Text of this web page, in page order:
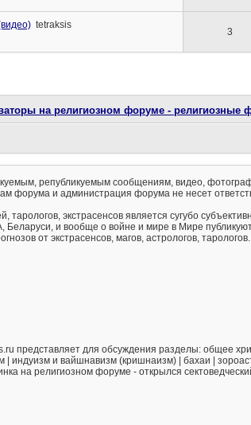
tetraksis
3
на религиозном форуме - религиозные
републикуемым сообщениям, видео,
форума и администрация форума не несет
тарологов, экстрасенсов является сугубо
Беларуси, и вообще о войне и мире в Мире
от экстрасенсов, магов, астрологов, тарологов.
представляет для обсуждения разделы: общее
| индуизм и вайшнавизм (кришнаизм) | бахаи |
на религиозном форуме - открылся